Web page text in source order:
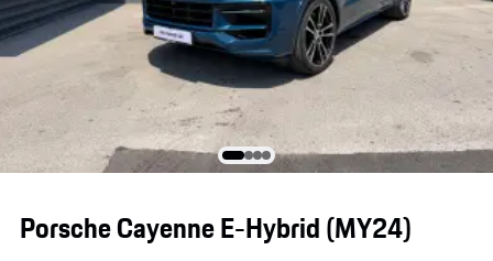
Porsche Cayenne E-Hybrid (MY24)